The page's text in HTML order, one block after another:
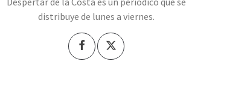
distribuye de lunes a viernes.